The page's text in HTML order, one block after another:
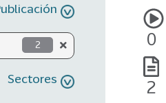
2
Sectores
0
2